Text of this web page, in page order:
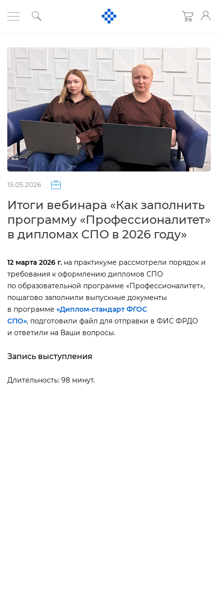
15.05.2026
Итоги вебинара «Как заполнить
программу «Профессионалитет»
дипломах СПО в 2026 году»
12 марта 2026 г. на практикуме рассмотрели порядок и
требования к оформлению дипломов СПО
по образовательной программе «Профессионалитет»,
пошагово заполнили выпускные документы
программе «Диплом-стандарт ФГОС
СПО», подготовили файл для отправки в ФИС ФРДО
и ответили на Ваши вопросы.
Запись выступления
Длительность: 98 минут.